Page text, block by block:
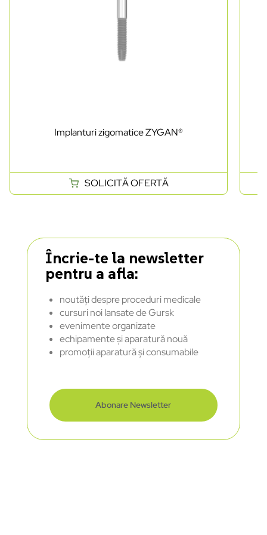
Implanturi zigomatice ZYGAN®
SOLICITĂ OFERTĂ
Încrie-te la newsletter
pentru a afla:
noutăți despre proceduri medicale
cursuri noi lansate de Gursk
evenimente organizate
echipamente și aparatură nouă
promoții aparatură și consumabile
Abonare Newsletter